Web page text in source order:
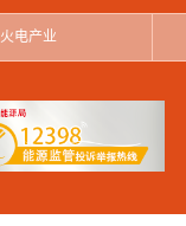
火电产业